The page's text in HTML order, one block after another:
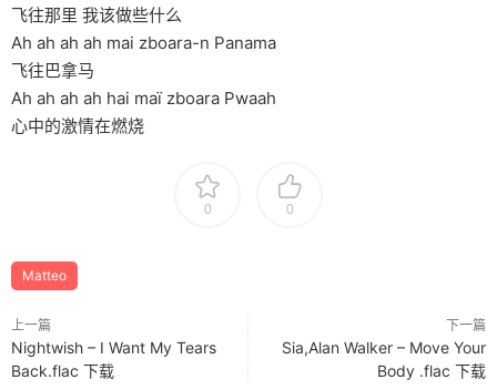
飞往那里 我该做些什么
Ah ah ah ah mai zboara-n Panama
飞往巴拿马
Ah ah ah ah hai maï zboara Pwaah
心中的激情在燃烧
0 0
Matteo
上一篇
Nightwish – I Want My Tears
Back.flac 下载
下一篇
Sia,Alan Walker – Move Your
Body .flac 下载